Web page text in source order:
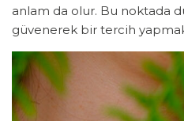
anlam da olur. Bu noktada
güvenerek bir tercih